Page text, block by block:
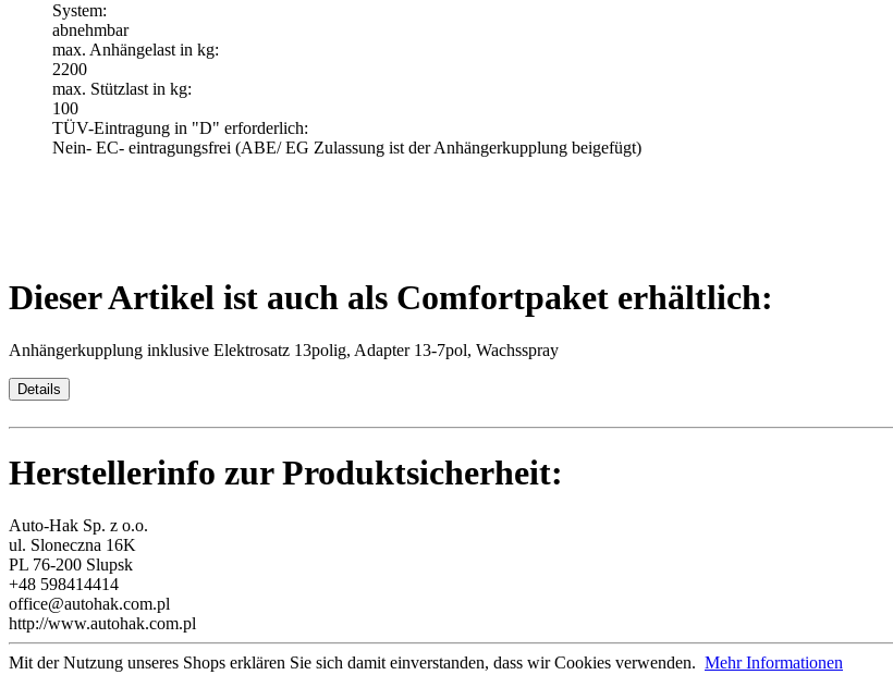
System:
abnehmbar
max. Anhängelast in kg:
2200
max. Stützlast in kg:
100
TÜV-Eintragung in "D" erforderlich:
Nein- EC- eintragungsfrei (ABE/ EG Zulassung ist der Anhängerkupplung beigefügt)
Dieser Artikel ist auch als Comfortpaket erhältlich:
Anhängerkupplung inklusive Elektrosatz 13polig, Adapter 13-7pol, Wachsspray
Details
Herstellerinfo zur Produktsicherheit:
Auto-Hak Sp. z o.o.
ul. Sloneczna 16K
PL 76-200 Slupsk
+48 598414414
office@autohak.com.pl
http://www.autohak.com.pl
Mit der Nutzung unseres Shops erklären Sie sich damit einverstanden, dass wir Cookies verwenden. Mehr Informationen